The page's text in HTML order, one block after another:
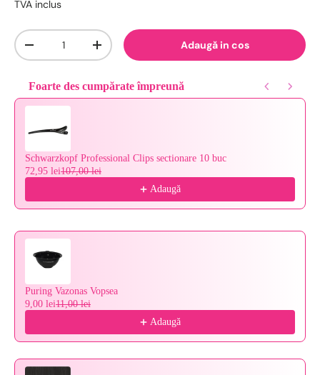
TVA inclus
Cantitate
-
+ Adaugă in cos
Foarte des cumpărate împreună
Use the Previous and Next buttons to navigate through product
Schwarzkopf Professional Clips sectionare 10 buc
72,95 lei107,00 lei
Adaugă
Puring Vazonas Vopsea
9,00 lei11,00 lei
Adaugă